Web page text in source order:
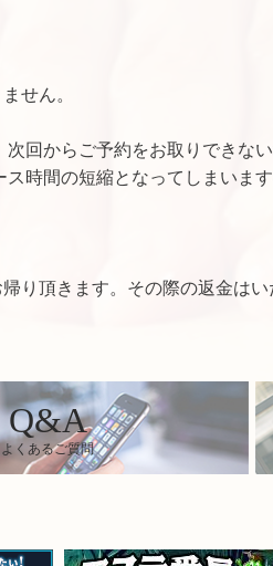
せん。
回からご予約をお取りできな
時間の短縮となってしまいま
り頂きます。その際の返金はい
Q&A
よくあるご質問